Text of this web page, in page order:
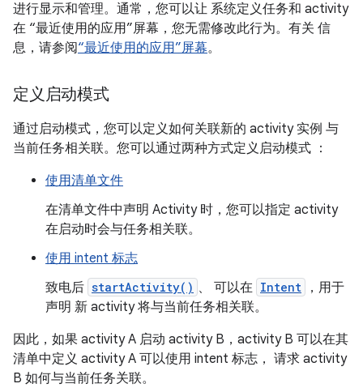
进行显示和管理。通常，您可以让 系统定义任务和 activity
在 “最近使用的应用”屏幕，您无需修改此行为。有关 信
息，请参阅“最近使用的应用”屏幕。
定义启动模式
通过启动模式，您可以定义如何关联新的 activity 实例 与
当前任务相关联。您可以通过两种方式定义启动模式 ：
使用清单文件
在清单文件中声明 Activity 时，您可以指定 activity
在启动时会与任务相关联。
使用 intent 标志
致电后 startActivity() 、 可以在 Intent
，用于
声明 新 activity 将与当前任务相关联。
因此，如果 activity A 启动 activity B，activity B 可以在其
清单中定义 activity A 可以使用 intent 标志， 请求 activity
B 如何与当前任务关联。